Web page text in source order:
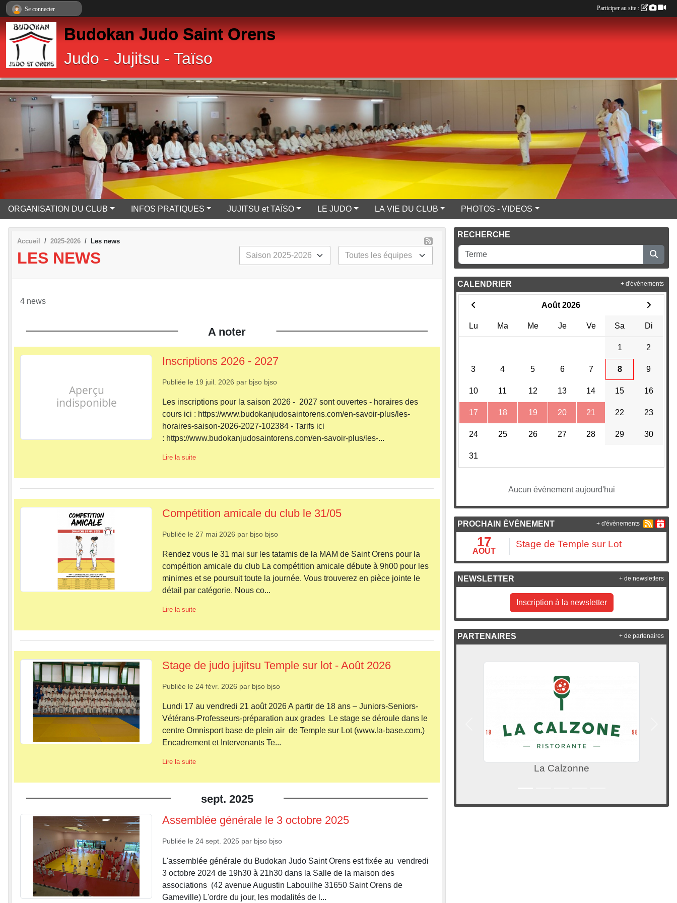
Budokan Judo Saint Orens
Judo - Jujitsu - Taïso
ORGANISATION DU CLUB INFOS PRATIQUES JUJITSU et TAÏSO LE JUDO LA VIE DU CLUB PHOTOS - VIDEOS
Accueil 2025-2026 Les news
LES NEWS
4 news
A noter
Inscriptions 2026 - 2027
Publiée le 19 juil. 2026 par bjso bjso
Les inscriptions pour la saison 2026 - 2027 sont ouvertes - horaires des
cours ici : https://www.budokanjudosaintorens.com/en-savoir-plus/les-
horaires-saison-2026-2027-102384 - Tarifs ici
: https://www.budokanjudosaintorens.com/en-savoir-plus/les-...
Lire la suite
Compétition amicale du club le 31/05
Publiée le 27 mai 2026 par bjso bjso
Rendez vous le 31 mai sur les tatamis de la MAM de Saint Orens pour la
compéition amicale du club La compétition amicale débute à 9h00 pour les
minimes et se poursuit toute la journée. Vous trouverez en pièce jointe le
détail par catégorie. Nous co...
Lire la suite
Stage de judo jujitsu Temple sur lot - Août 2026
Publiée le 24 févr. 2026 par bjso bjso
Lundi 17 au vendredi 21 août 2026 A partir de 18 ans – Juniors-Seniors-
Vétérans-Professeurs-préparation aux grades Le stage se déroule dans le
centre Omnisport base de plein air de Temple sur Lot (www.la-base.com.)
Encadrement et Intervenants Te...
Lire la suite
sept. 2025
Assemblée générale le 3 octobre 2025
Publiée le 24 sept. 2025 par bjso bjso
L'assemblée générale du Budokan Judo Saint Orens est fixée au vendredi
3 octobre 2024 de 19h30 à 21h30 dans la Salle de la maison des
associations (42 avenue Augustin Labouilhe 31650 Saint Orens de
Gameville) L'ordre du jour, les modalités de l...
RECHERCHE
CALENDRIER
Août 2026
Lu Ma Me Je Ve Sa Di
1 2
3 4 5 6 7 8 9
10 11 12 13 14 15 16
17 18 19 20 21 22 23
24 25 26 27 28 29 30
31
Aucun évènement aujourd'hui
+ d'évènements
PROCHAIN ÉVÈNEMENT
17
AOÛT
Stage de Temple sur Lot
+ d'évènements
NEWSLETTER
Inscription à la newsletter
+ de newsletters
PARTENAIRES
La Calzonne
Précedent
+ de partenaires
Se connecter Participer au site :
Panneau de gestion des cookies